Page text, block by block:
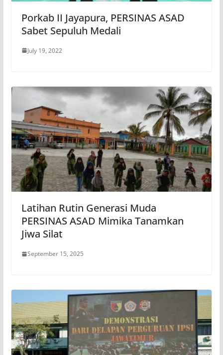
Porkab II Jayapura, PERSINAS ASAD
Sabet Sepuluh Medali
July 19, 2022
Latihan Rutin Generasi Muda
PERSINAS ASAD Mimika Tanamkan
Jiwa Silat
September 15, 2025